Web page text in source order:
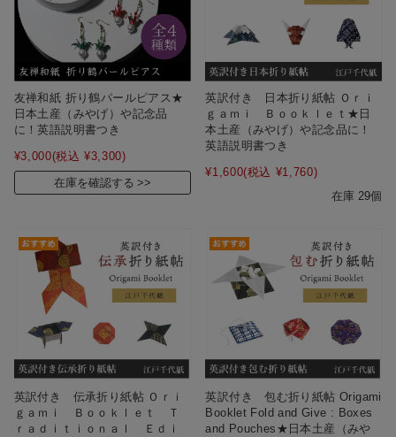
友禅和紙 折り鶴パールピアス★
日本土産（みやげ）や記念品
に！英語説明書つき
¥3,000(税込 ¥3,300)
在庫を確認する
英訳付き 日本折り紙帖 Ｏｒｉ
ｇａｍｉ Ｂｏｏｋｌｅｔ★日
本土産（みやげ）や記念品に！
英語説明書つき
¥1,600(税込 ¥1,760)
在庫 29個
英訳付き 伝承折り紙帖 Ｏｒｉ
ｇａｍｉ Ｂｏｏｋｌｅｔ Ｔ
ｒａｄｉｔｉｏｎａｌ Ｅｄｉ
英訳付き 包む折り紙帖 Origami
Booklet Fold and Give : Boxes
and Pouches★日本土産（みや